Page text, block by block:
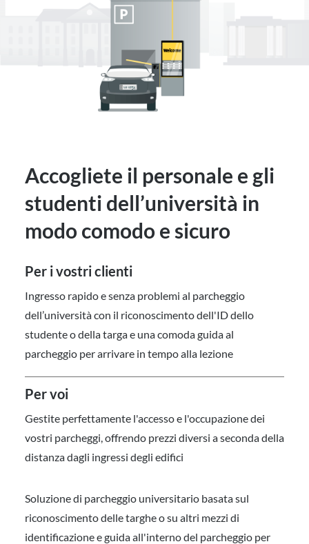
Accogliete il personale e gli
studenti dell’università in
modo comodo e sicuro
Per i vostri clienti
Ingresso rapido e senza problemi al parcheggio
dell’università con il riconoscimento dell'ID dello
studente o della targa e una comoda guida al
parcheggio per arrivare in tempo alla lezione
Per voi
Gestite perfettamente l'accesso e l'occupazione dei
vostri parcheggi, offrendo prezzi diversi a seconda della
distanza dagli ingressi degli edifici
Soluzione di parcheggio universitario basata sul
riconoscimento delle targhe o su altri mezzi di
identificazione e guida all'interno del parcheggio per